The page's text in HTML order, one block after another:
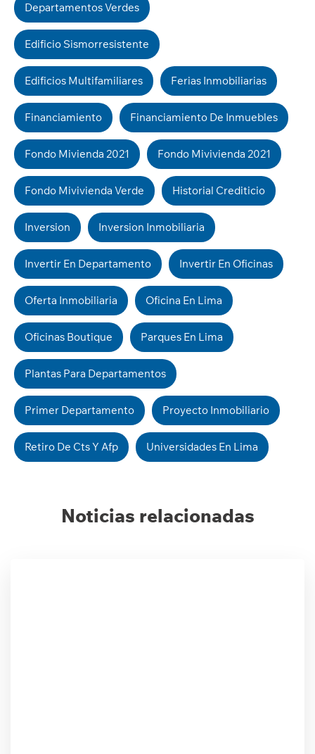
Departamentos Verdes
Edificio Sismorresistente
Edificios Multifamiliares Ferias Inmobiliarias
Financiamiento Financiamiento De Inmuebles
Fondo Mivienda 2021 Fondo Mivivienda 2021
Fondo Mivivienda Verde Historial Crediticio
Inversion Inversion Inmobiliaria
Invertir En Departamento Invertir En Oficinas
Oferta Inmobiliaria Oficina En Lima
Oficinas Boutique Parques En Lima
Plantas Para Departamentos
Primer Departamento Proyecto Inmobiliario
Retiro De Cts Y Afp Universidades En Lima
Noticias relacionadas